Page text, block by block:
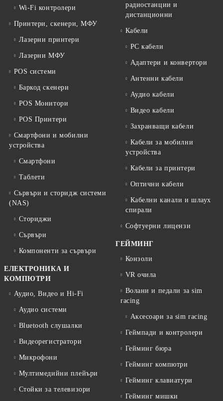
Wi-Fi контролери
Принтери, скенери, МФУ
Лазерни принтери
Лазерни МФУ
POS системи
Баркод скенери
POS Монитори
POS Принтери
Смартфони и мобилни
устройства
Смартфони
Таблети
Сървъри и сторидж системи
(NAS)
Сториджи
Сървъри
Компоненти за сървъри
ЕЛЕКТРОНИКА И
КОМПЮТРИ
Аудио, Видео и Hi-Fi
Аудио системи
Bluetooth слушалки
Видеорегистратори
Микрофони
Мултимедийни плейъри
Стойки за телевизори
радиостанции и
дистанционни
Кабели
PC кабели
Адаптери и конвертори
Антенни кабели
Аудио кабели
Видео кабели
Захранващи кабели
Кабели за мобилни
устройства
Кабели за принтери
Оптични кабели
Кабелни канали и шлаух
спирали
Софтуерни лицензи
ГЕЙМИНГ
Конзоли
VR очила
Волани и педали за sim
racing
Аксесоари за sim racing
Геймпади и контролери
Гейминг бюра
Гейминг компютри
Гейминг клавиатури
Гейминг мишки